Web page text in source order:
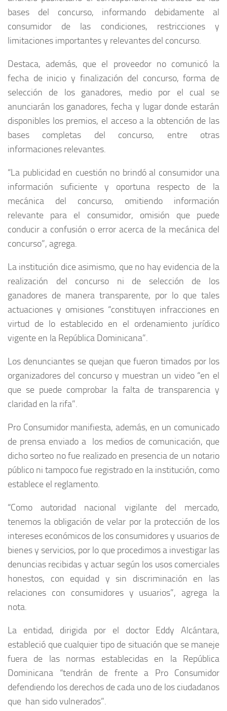
bases del concurso, informando debidamente al
consumidor de las condiciones, restricciones y
limitaciones importantes y relevantes del concurso.
Destaca, además, que el proveedor no comunicó la
fecha de inicio y finalización del concurso, forma de
selección de los ganadores, medio por el cual se
anunciarán los ganadores, fecha y lugar donde estarán
disponibles los premios, el acceso a la obtención de las
bases completas del concurso, entre otras
informaciones relevantes.
“La publicidad en cuestión no brindó al consumidor una
información suficiente y oportuna respecto de la
mecánica del concurso, omitiendo información
relevante para el consumidor, omisión que puede
conducir a confusión o error acerca de la mecánica del
concurso”, agrega.
La institución dice asimismo, que no hay evidencia de la
realización del concurso ni de selección de los
ganadores de manera transparente, por lo que tales
actuaciones y omisiones “constituyen infracciones en
virtud de lo establecido en el ordenamiento jurídico
vigente en la República Dominicana”.
Los denunciantes se quejan que fueron timados por los
organizadores del concurso y muestran un video “en el
que se puede comprobar la falta de transparencia y
claridad en la rifa”.
Pro Consumidor manifiesta, además, en un comunicado
de prensa enviado a los medios de comunicación, que
dicho sorteo no fue realizado en presencia de un notario
público ni tampoco fue registrado en la institución, como
establece el reglamento.
“Como autoridad nacional vigilante del mercado,
tenemos la obligación de velar por la protección de los
intereses económicos de los consumidores y usuarios de
bienes y servicios, por lo que procedimos a investigar las
denuncias recibidas yactuar según los usos comerciales
honestos, con equidad y sin discriminación en las
relaciones con consumidores y usuarios”, agrega la
nota.
La entidad, dirigida por el doctor Eddy Alcántara,
estableció que cualquier tipo de situación que se maneje
fuera de las normas establecidas en la República
Dominicana “tendrán de frente a Pro Consumidor
defendiendo los derechos de cada uno de los ciudadanos
que han sido vulnerados”.